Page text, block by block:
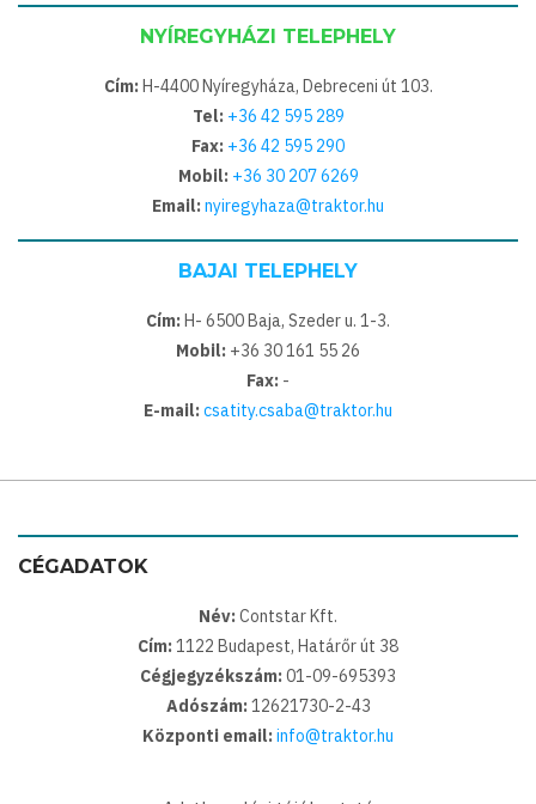
NYÍREGYHÁZI TELEPHELY
Cím:H-4400 Nyíregyháza, Debreceni út 103.
Tel: +36 42 595 289
Fax: +36 42 595 290
Mobil: +36 30 207 6269
Email:nyiregyhaza@traktor.hu
BAJAI TELEPHELY
Cím:H- 6500 Baja, Szeder u. 1-3.
Mobil: +36 30 161 55 26
Fax: -
E-mail:csatity.csaba@traktor.hu
CÉGADATOK
Név:Contstar Kft.
Cím:1122 Budapest, Határőr út 38
Cégjegyzékszám:01-09-695393
Adószám:12621730-2-43
Központi email:info@traktor.hu